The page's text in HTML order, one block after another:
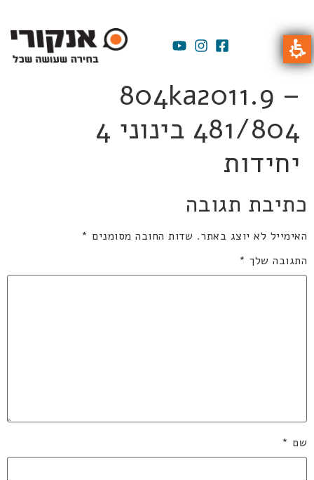
804ka2011.9 –
481/804 בינוני 4
יחידות
כתיבת תגובה
האימייל לא יוצג באתר. שדות החובה מסומנים *
התגובה שלך *
שם *